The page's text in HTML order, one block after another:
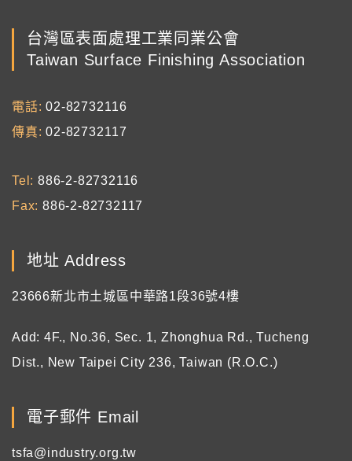
台灣區表面處理工業同業公會
Taiwan Surface Finishing Association
電話
02-82732116
傳真
02-82732117
Tel
886-2-82732116
Fax 886-2-82732117
地址 Address
23666新北市土城區中華路1段36號4樓
Add: 4F., No.36, Sec. 1, Zhonghua Rd., Tucheng
Dist., New Taipei City 236, Taiwan (R.O.C.)
電子郵件 Email
tsfa@industry.org.tw